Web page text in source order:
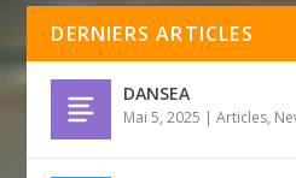
DERNIERS ARTICLES
DANSEA
Mai 5, 2025 |Articles,